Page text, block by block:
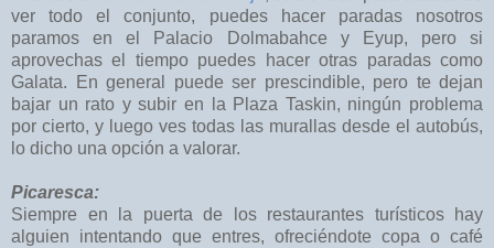
ver todo el conjunto, puedes hacer paradas nosotros
paramos en el Palacio Dolmabahce y Eyup, pero si
aprovechas el tiempo puedes hacer otras paradas como
Galata. En general puede ser prescindible, pero te dejan
bajar un rato y subir en la Plaza Taskin, ningún problema
por cierto, y luego ves todas las murallas desde el autobús,
lo dicho una opción a valorar.
Picaresca:
Siempre en la puerta de los restaurantes turísticos hay
alguien intentando que entres, ofreciéndote copa o café